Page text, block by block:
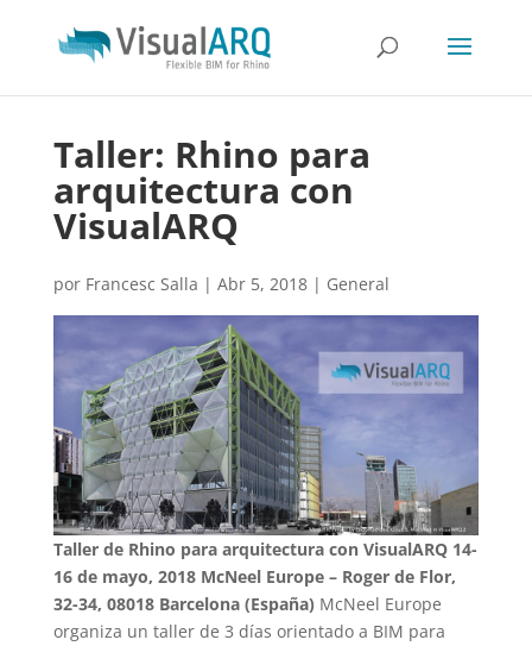
Taller: Rhino para
arquitectura con
VisualARQ
por Francesc Salla | Abr 5, 2018| General
Taller de Rhino para arquitectura con VisualARQ 14-
16 de mayo, 2018 McNeel Europe – Roger de Flor,
32-34, 08018 Barcelona (España) McNeel Europe
organiza un taller de 3 días orientado a BIM para